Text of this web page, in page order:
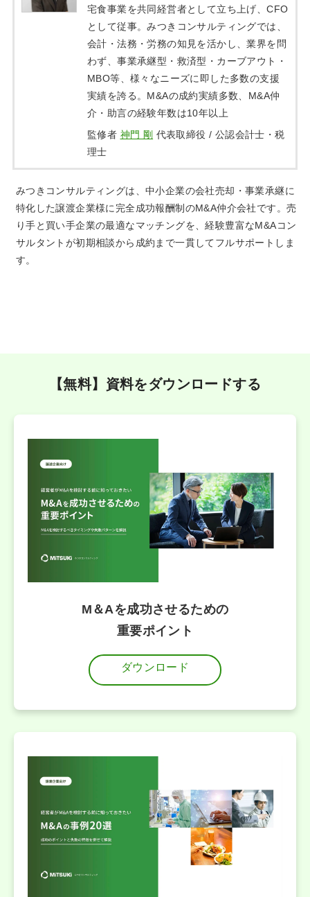
宅食事業を共同経営者として立ち上げ、CFO
として従事。みつきコンサルティングでは、
会計・法務・労務の知見を活かし、業界を問
わず、事業承継型・救済型・カーブアウト・
MBO等、様々なニーズに即した多数の支援
実績を誇る。M&Aの成約実績多数、M&A仲
介・助言の経験年数は10年以上
監修者 神門 剛 代表取締役 / 公認会計士・税
理士
みつきコンサルティングは、中小企業の会社売却・事業承継に
特化した譲渡企業様に完全成功報酬制のM&A仲介会社です。売
り手と買い手企業の最適なマッチングを、経験豊富なM&Aコン
サルタントが初期相談から成約まで一貫してフルサポートしま
す。
【無料】資料をダウンロードする
M＆Aを成功させるための
重要ポイント
ダウンロード